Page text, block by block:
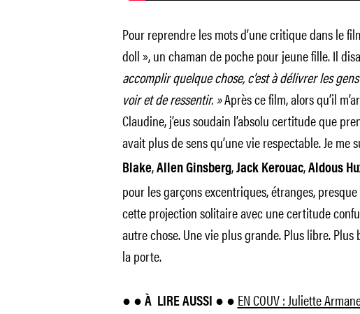
Pour reprendre les mots d’une critique dans le
doll », un chaman de poche pour jeune fille. Il
accomplir quelque chose, c’est à délivrer les
voir et de ressentir. »Après ce film, alors qu’il
Claudine, j’eus soudain l’absolu certitude que
avait plus de sens qu’une vie respectable. Je me
Blake, Allen Ginsberg, Jack Kerouac, Aldous
pour les garçons excentriques, étranges,
cette projection solitaire avec une certitude
autre chose. Une vie plus grande. Plus libre.
la porte.
● ● À LIRE AUSSI ● ● EN COUV : Juliette